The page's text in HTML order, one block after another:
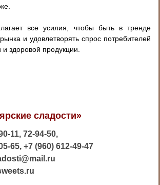
все усилия, чтобы быть в тренде
и удовлетворять спрос потребителей
и здоровой продукции.
сладости»
11, 72-94-50,
65, +7 (960) 612-49-47